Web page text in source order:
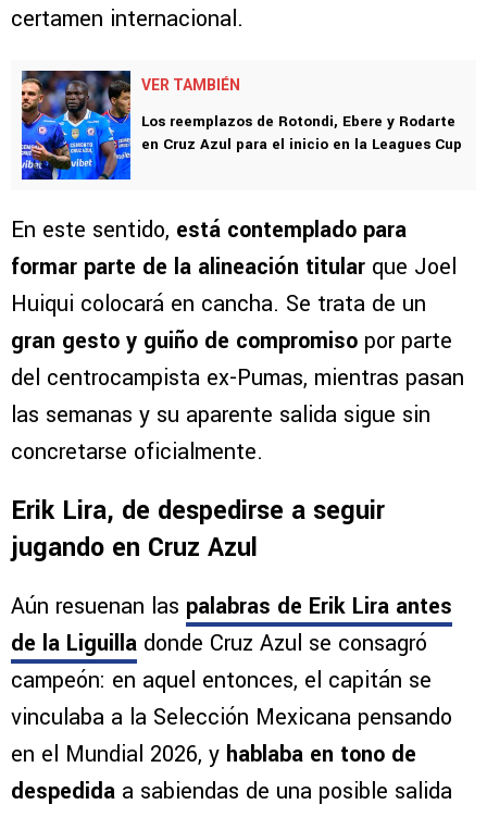
certamen internacional.
VER TAMBIÉN
Los reemplazos de Rotondi, Ebere y Rodarte
en Cruz Azul para el inicio en la Leagues Cup
En este sentido, está contemplado para
formar parte de la alineación titular que Joel
Huiqui colocará en cancha. Se trata de un
gran gesto y guiño de compromiso por parte
del centrocampista ex-Pumas, mientras pasan
las semanas y su aparente salida sigue sin
concretarse oficialmente.
Erik Lira, de despedirse a seguir
jugando en Cruz Azul
Aún resuenan las palabras de Erik Lira antes
de la Liguilla donde Cruz Azul se consagró
campeón: en aquel entonces, el capitán se
vinculaba a la Selección Mexicana pensando
en el Mundial 2026, y hablaba en tono de
despedida a sabiendas de una posible salida